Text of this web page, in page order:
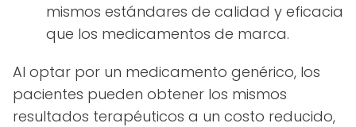
mismos estándares de calidad y eficacia
que los medicamentos de marca.
Al optar por un medicamento genérico, los
pacientes pueden obtener los mismos
resultados terapéuticos a un costo reducido,